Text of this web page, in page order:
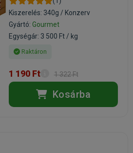
Kiszerelés: 340g / Konzerv
Gyártó: Gourmet
Egységár: 3 500 Ft / kg
Raktáron
1 190 Ft 1 322 Ft
Kosárba